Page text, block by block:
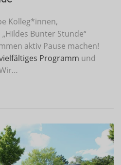
Kolleg*innen,
Bunter Stunde“
aktiv Pause machen!
Programm und